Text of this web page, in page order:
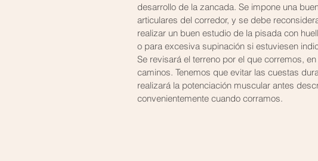
desarrollo de la zancada. Se impone una
articulares del corredor, y se debe
realizar un buen estudio de la pisada con
o para excesiva supinación si estuviesen
Se revisará el terreno por el que corremos,
caminos. Tenemos que evitar las cuestas
realizará la potenciación muscular antes
convenientemente cuando corramos.